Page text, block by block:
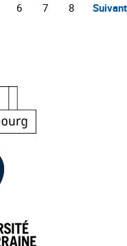
6 7 8 Suivant